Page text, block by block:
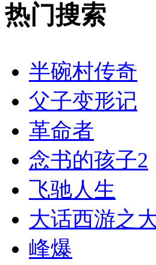
热门搜索
半碗村传奇
父子变形记
革命者
念书的孩子2
飞驰人生
大话西游之
峰爆